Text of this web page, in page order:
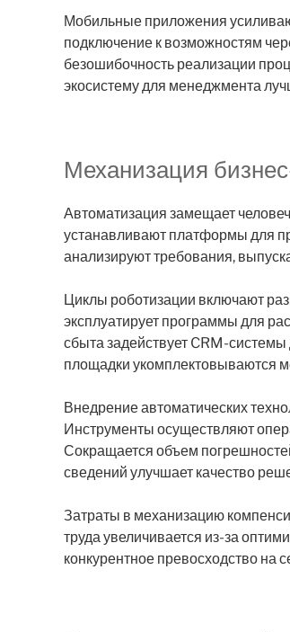
Мобильные приложения
подключение к возможностям
безошибочность реализации
экосистему для менеджмента
Механизация
Автоматизация замещает
устанавливают платформы для
анализируют требования,
Циклы роботизации включают
эксплуатирует программы для
сбыта задействует CRM-
площадки укомплектовываются
Внедрение автоматических
Инструменты осуществляют
Сокращается объем
сведений улучшает качество
Затраты в механизацию
труда увеличивается из-за
конкурентное превосходство на